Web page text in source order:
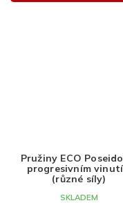
Pružiny ECO
progresivním
(různé síly)
SKLADEM